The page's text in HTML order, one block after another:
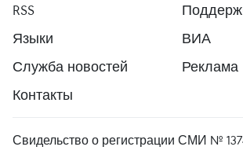
RSS
Языки
ВИА
Служба новостей
Реклама
Контакты
Свидельство о регистрации СМИ №